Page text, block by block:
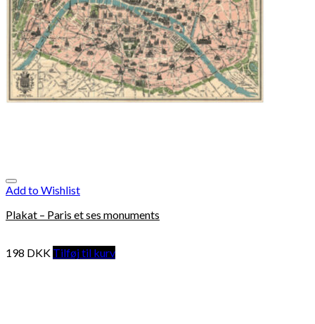
Add to Wishlist
Plakat – Paris et ses monuments
198 DKK Tilføj til kurv